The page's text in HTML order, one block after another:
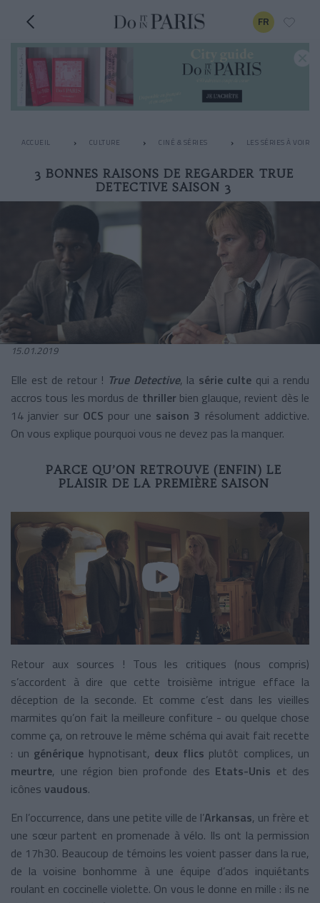
FR
ACCUEIL CULTURE CINÉ & SÉRIES LES SÉRIES À VOIR
3 BONNES RAISONS DE REGARDER TRUE
DETECTIVE SAISON 3
15.01.2019
Elle est de retour ! True Detective, la série culte qui a rendu
accros tous les mordus de thriller bien glauque, revient dès le
14 janvier sur OCS pour une saison 3 résolument addictive.
On vous explique pourquoi vous ne devez pas la manquer.
PARCE QU’ON RETROUVE (ENFIN) LE
PLAISIR DE LA PREMIÈRE SAISON
Retour aux sources ! Tous les critiques (nous compris)
s’accordent à dire que cette troisième intrigue efface la
déception de la seconde. Et comme c’est dans les vieilles
marmites qu’on fait la meilleure confiture - ou quelque chose
comme ça, on retrouve le même schéma qui avait fait recette
: un générique hypnotisant, deux flics plutôt complices, un
meurtre, une région bien profonde des Etats-Unis et des
icônes vaudous.
En l’occurrence, dans une petite ville de l’Arkansas, un frère et
une sœur partent en promenade à vélo. Ils ont la permission
de 17h30. Beaucoup de témoins les voient passer dans la rue,
de la voisine bonhomme à une équipe d’ados inquiétants
roulant en coccinelle violette. On vous le donne en mille : ils ne